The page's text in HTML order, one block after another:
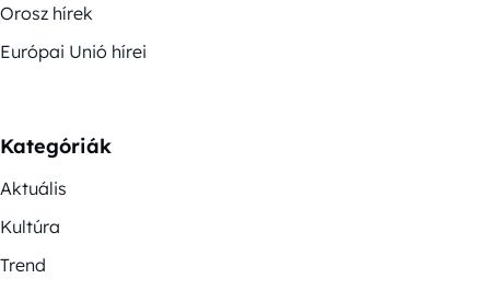
Orosz hírek
Európai Unió hírei
Kategóriák
Aktuális
Kultúra
Trend